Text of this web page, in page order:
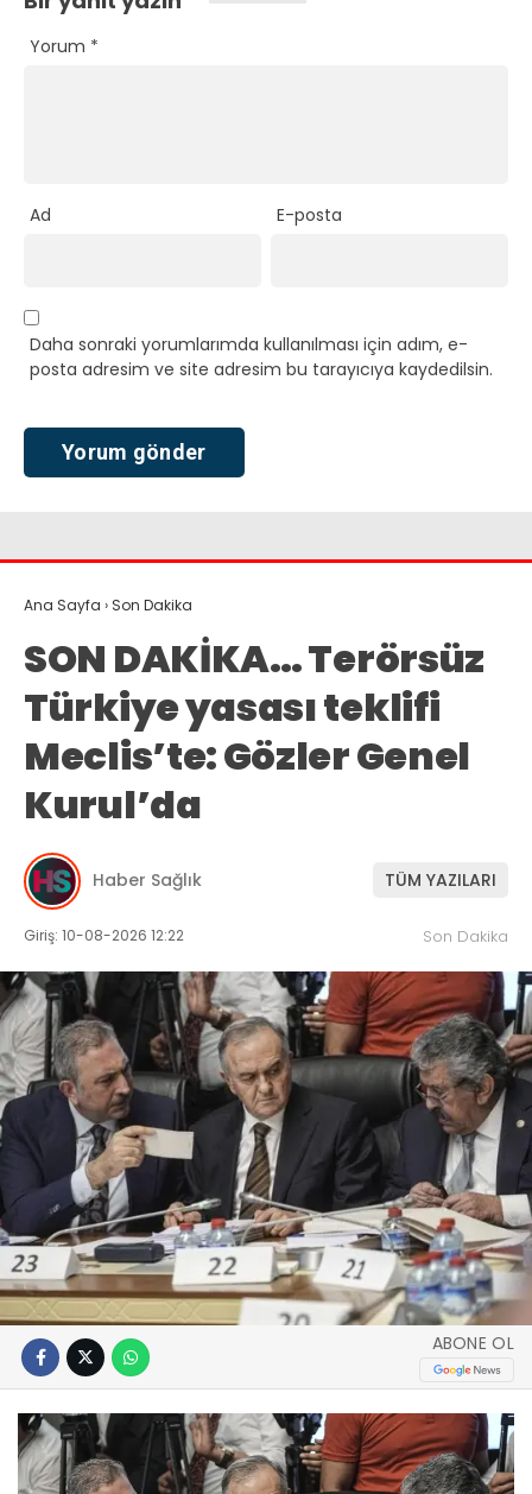
Yorum *
Ad E-posta
Daha sonraki yorumlarımda kullanılması için adım, e-
posta adresim ve site adresim bu tarayıcıya kaydedilsin.
Ana Sayfa › Son Dakika
SON DAKİKA… Terörsüz
Türkiye yasası teklifi
Meclis’te: Gözler Genel
Kurul’da
Haber Sağlık TÜM YAZILARI
Giriş: 10-08-2026 12:22 Son Dakika
ABONE OL